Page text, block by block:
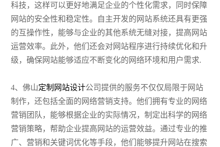
科技，这样可以更好地满足企业的个性化需求，同时保障
网站的安全性和稳定性。自主开发的网站系统还具有更强
的互操作性，能够与企业的其他系统无缝对接，提高网站
运营效率。此外，他们还会对网站程序进行持续优化和升
级，确保网站能够适应不断变化的网络环境和用户需求.
4、佛山定制网站设计公司提供的服务不仅仅局限于网站
制作，还包括全面的网络营销支持。他们拥有专业的网络
营销团队，能够根据企业的实际情况，制定出科学的网络
营销策略，帮助企业提高网站的运营效益。通过专业的推
广、营销和关键词优化等手段，他们能够提升网站在搜索